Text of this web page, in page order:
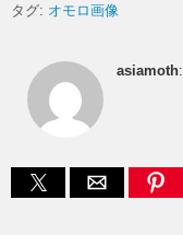
タグ: オモロ画像
asiamoth: